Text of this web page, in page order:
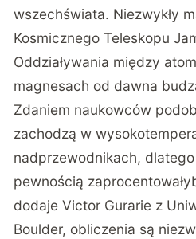
wszechświata. Niezwykły
Kosmicznego Teleskopu
Oddziaływania między
magnesach od dawna
Zdaniem naukowców
zachodzą w
nadprzewodnikach,
pewnością
dodaje Victor Gurarie z
Boulder, obliczenia są